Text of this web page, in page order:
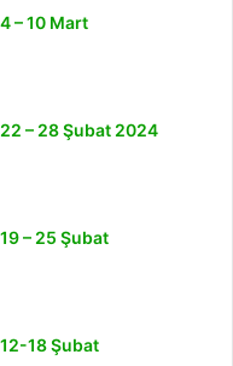
– 10 Mart
– 28 Şubat 2024
– 25 Şubat
18 Şubat